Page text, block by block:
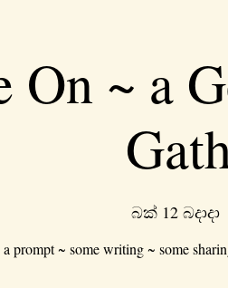
On ~ a
බක් 12 බදාදා
a prompt ~ some writing ~ some